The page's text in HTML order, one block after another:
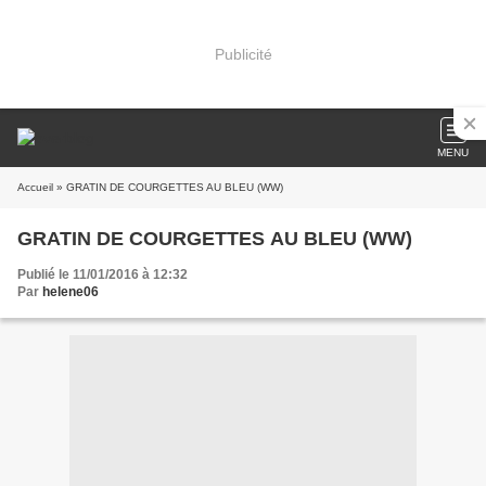
Publicité
MENU
Accueil » GRATIN DE COURGETTES AU BLEU (WW)
GRATIN DE COURGETTES AU BLEU (WW)
Publié le 11/01/2016 à 12:32
Par helene06